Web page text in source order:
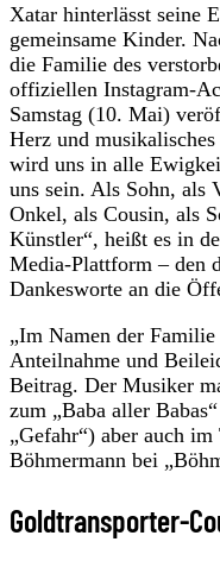
Xatar hinterlässt seine
gemeinsame Kinder.
die Familie des
offiziellen Instagram-
Samstag (10. Mai)
Herz und
wird uns in alle
uns sein. Als Sohn, als
Onkel, als Cousin, als
Künstler“, heißt es in
Media-Plattform – den
Dankesworte an die
„Im Namen der
Anteilnahme und
Beitrag. Der Musiker
zum „Baba aller
„Gefahr“) aber auch
Böhmermann bei
Goldtransporter-